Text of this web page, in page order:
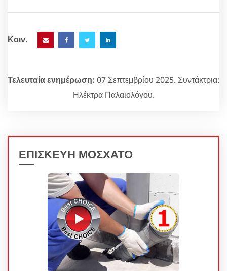
Κοιν.
Τελευταία ενημέρωση: 07 Σεπτεμβρίου 2025. Συντάκτρια:
Ηλέκτρα Παλαιολόγου.
ΕΠΙΣΚΕΥΗ ΜΟΣΧΑΤΟ